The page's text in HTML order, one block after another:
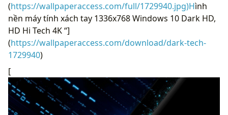
(https://wallpaperaccess.com/full/1729940.jpg)Hình
nền máy tính xách tay 1336x768 Windows 10 Dark HD,
HD Hi Tech 4K “]
(https://wallpaperaccess.com/download/dark-tech-
1729940)
[